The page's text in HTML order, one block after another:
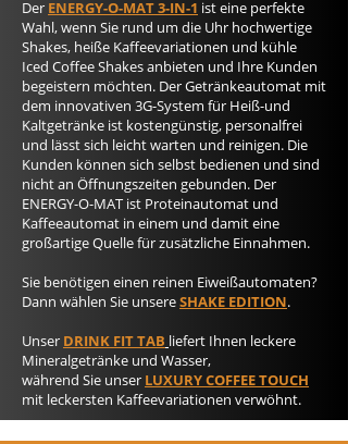
Der ENERGY-O-MAT 3-IN-1 ist eine perfekte
Wahl, wenn Sie rund um die Uhr hochwertige
Shakes, heiße Kaffeevariationen und kühle
Iced Coffee Shakes anbieten und Ihre Kunden
begeistern möchten. Der Getränkeautomat mit
dem innovativen 3G-System für Heiß-und
Kaltgetränke ist kostengünstig, personalfrei
und lässt sich leicht warten und reinigen. Die
Kunden können sich selbst bedienen und sind
nicht an Öffnungszeiten gebunden. Der
ENERGY-O-MAT ist Proteinautomat und
Kaffeeautomat in einem und damit eine
großartige Quelle für zusätzliche Einnahmen.
Sie benötigen einen reinen Eiweißautomaten?
Dann wählen Sie unsereSHAKE EDITION.
Unser DRINK FIT TAB liefert Ihnen leckere
Mineralgetränke und Wasser,
während Sie unser LUXURY COFFEE TOUCH
mit leckersten Kaffeevariationen verwöhnt.